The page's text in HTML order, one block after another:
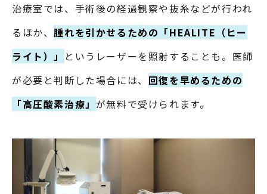
治療室では、手術後の経過観察や抜糸などが行われ
るほか、 腫れを引かせるための「HEALITE（ヒー
ライト）」
というレーザーを照射することも。医師
が必要と判断した場合には、 回復を早めるための
「高圧酸素治療」 が無料で受けられます。